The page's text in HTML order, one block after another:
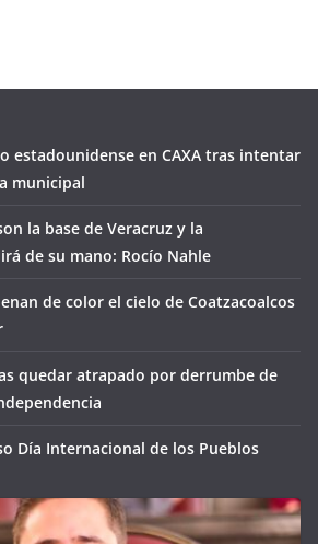
estadounidense en CAXA tras intentar
municipal
la base de Veracruz y la
de su mano: Rocío Nahle
de color el cielo de Coatzacoalcos
quedar atrapado por derrumbe de
Día Internacional de los Pueblos